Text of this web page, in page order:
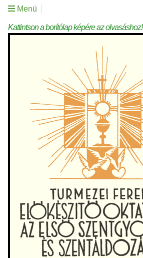
Menü
Kattintson a borítólap képére az olvasáshoz!